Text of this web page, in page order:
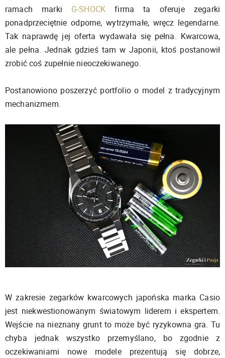
ramach marki G-SHOCK firma ta oferuje zegarki
ponadprzeciętnie odporne, wytrzymałe, wręcz legendarne.
Tak naprawdę jej oferta wydawała się pełna. Kwarcowa,
ale pełna. Jednak gdzieś tam w Japonii, ktoś postanowił
zrobić coś zupełnie nieoczekiwanego.
Postanowiono poszerzyć portfolio o model z tradycyjnym
mechanizmem.
W zakresie zegarków kwarcowych japońska marka Casio
jest niekwestionowanym światowym liderem i ekspertem.
Wejście na nieznany grunt to może być ryzykowna gra. Tu
chyba jednak wszystko przemyślano, bo zgodnie z
oczekiwaniami nowe modele prezentują się dobrze,